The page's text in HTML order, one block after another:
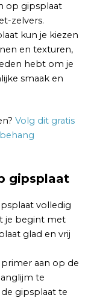
op gipsplaat
zelvers.
kun je kiezen
en texturen,
hebt om je
smaak en
Volg dit gratis
gipsplaat
volledig
je begint met
glad en vrij
aan op de
te
gipsplaat te